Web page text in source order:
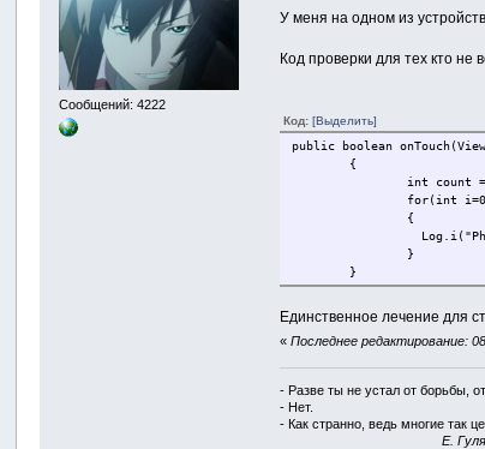
Сообщений: 4222
У меня на одном из
Код проверки для тех кто не
Код:[Выделить]
public boolean
{
int count
for(int
{
Log.i("Phoenix",
}
}
Единственное лечение для
«Последнее редактирование:
- Разве ты не устал от борьбы,
- Нет.
- Как странно, ведь многие так
E.